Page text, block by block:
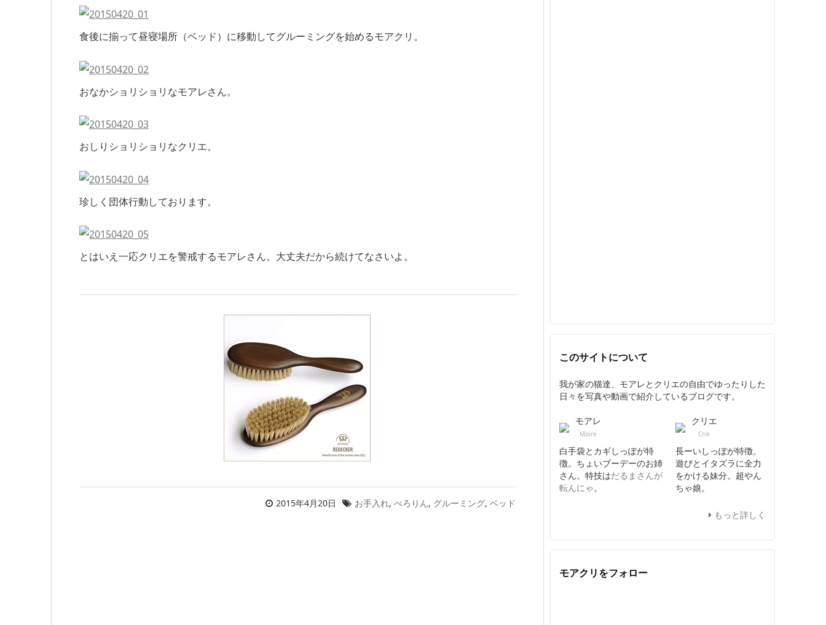
食後に揃って昼寝場所（ベッド）に移動してグルーミングを始めるモアクリ。
おなかショリショリなモアレさん。
おしりショリショリなクリエ。
珍しく団体行動しております。
とはいえ一応クリエを警戒するモアレさん。大丈夫だから続けてなさいよ。
2015年4月20日 お手入れ, ぺろりん, グルーミング, ベッド
このサイトについて
我が家の猫達、モアレとクリエの自由でゆったりした
日々を写真や動画で紹介しているブログです。
モアレ
Moire
白手袋とカギしっぽが特
徴。ちょいブーデーのお姉
さん。特技はだるまさんが
転んにゃ。
クリエ
Crie
長ーいしっぽが特徴。
遊びとイタズラに全力
をかける妹分。超やん
ちゃ娘。
もっと詳しく
モアクリをフォロー